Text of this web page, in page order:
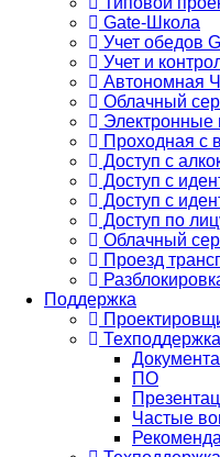
Gate-Школа
Учет обедов
Учет и
Автономная
Облачный
Электронные
Проходная с
Доступ с
Доступ с
Доступ с
Доступ по
Облачный
Проезд
Поддержка
ПО
Частые